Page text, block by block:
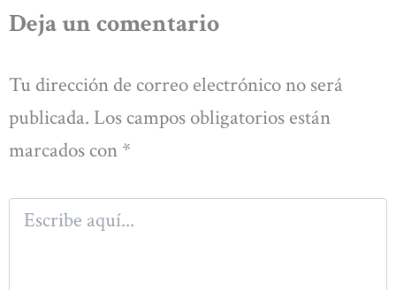
Deja un comentario
Tu dirección de correo electrónico no será
publicada. Los campos obligatorios están
marcados con *
Escribe
aquí...